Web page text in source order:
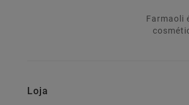
Farmaoli
Loja